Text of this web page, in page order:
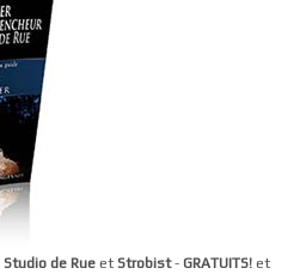
Studio de Rue et Strobist- GRATUITS! et